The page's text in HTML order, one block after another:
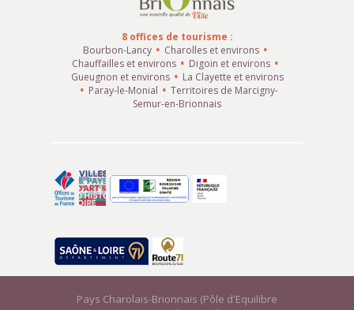
8 offices de tourisme :
Bourbon-Lancy
Charolles et environs
Chauffailles et environs
Digoin et environs
Gueugnon et environs
La Clayette et environs
Paray-le-Monial
Territoires de Marcigny-
Semur-en-Brionnais
Pays Charolais-Brionnais (Pôle d'Equilibre